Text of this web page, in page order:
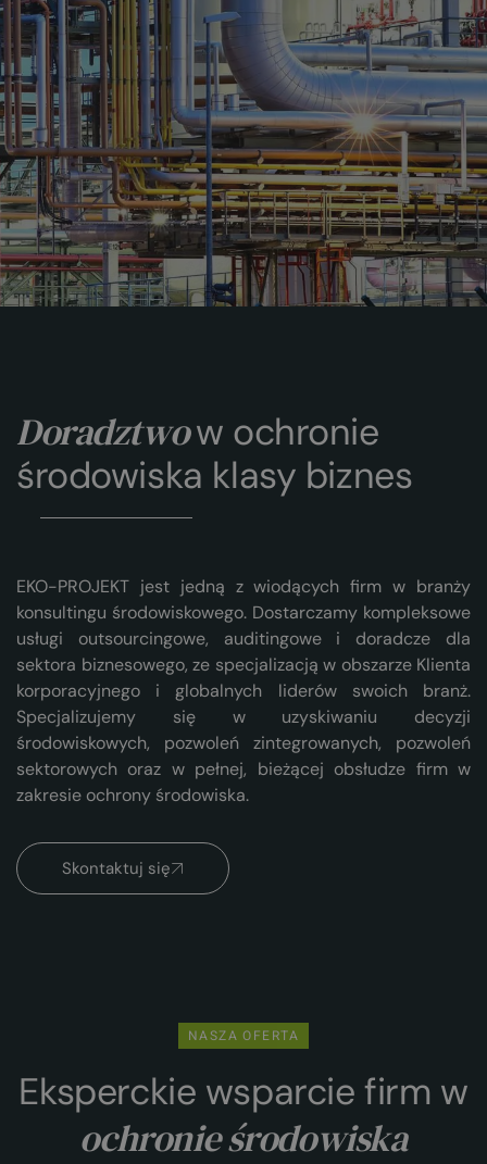
Doradztwow ochronie
środowiska klasy biznes
EKO-PROJEKT jest jedną z wiodących firm w branży
konsultingu środowiskowego. Dostarczamy kompleksowe
usługi outsourcingowe, auditingowe i doradcze dla
sektora biznesowego, ze specjalizacją w obszarze Klienta
korporacyjnego i globalnych liderów swoich branż.
Specjalizujemy się w uzyskiwaniu decyzji
środowiskowych, pozwoleń zintegrowanych, pozwoleń
sektorowych oraz w pełnej, bieżącej obsłudze firm w
zakresie ochrony środowiska.
Skontaktuj się
NASZA OFERTA
Eksperckie wsparcie firm w
ochronie środowiska